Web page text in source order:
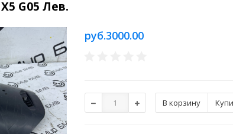
G05 Лев.
руб.3000.00